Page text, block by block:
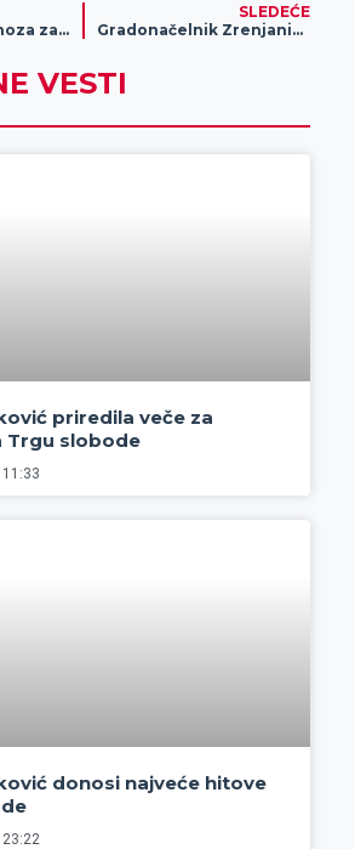
Vremenska prognoza za 7. avgust
SLEDEĆE
Gradonačelnik Zrenjanina posetio Melence u okviru četvrtog ciklusa akcije „Da nam sela budu bliža“
VESTI
priredila veče za
Trgu slobode
11:33
donosi najveće hitove
23:22